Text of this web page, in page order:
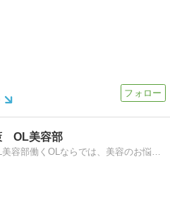
OL美容部
アンチエイジング対策 OL美容部働くOLならでは、美容のお悩み。健康的に解決する方法をご紹介。